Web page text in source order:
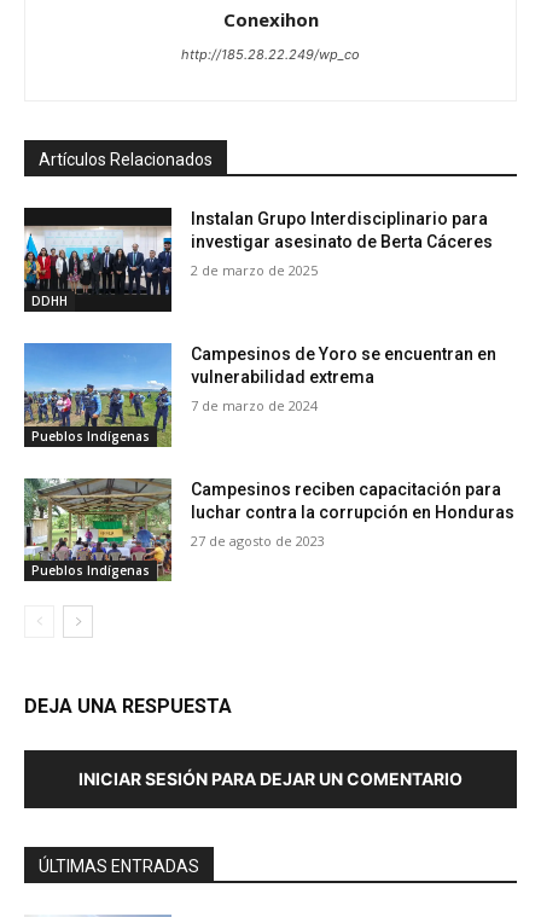
Conexihon
http://185.28.22.249/wp_co
Artículos Relacionados
DDHH
Instalan Grupo Interdisciplinario para
investigar asesinato de Berta Cáceres
2 de marzo de 2025
Pueblos Indígenas
Campesinos de Yoro se encuentran en
vulnerabilidad extrema
7 de marzo de 2024
Pueblos Indígenas
Campesinos reciben capacitación para
luchar contra la corrupción en Honduras
27 de agosto de 2023
DEJA UNA RESPUESTA
INICIAR SESIÓN PARA DEJAR UN COMENTARIO
ÚLTIMAS ENTRADAS